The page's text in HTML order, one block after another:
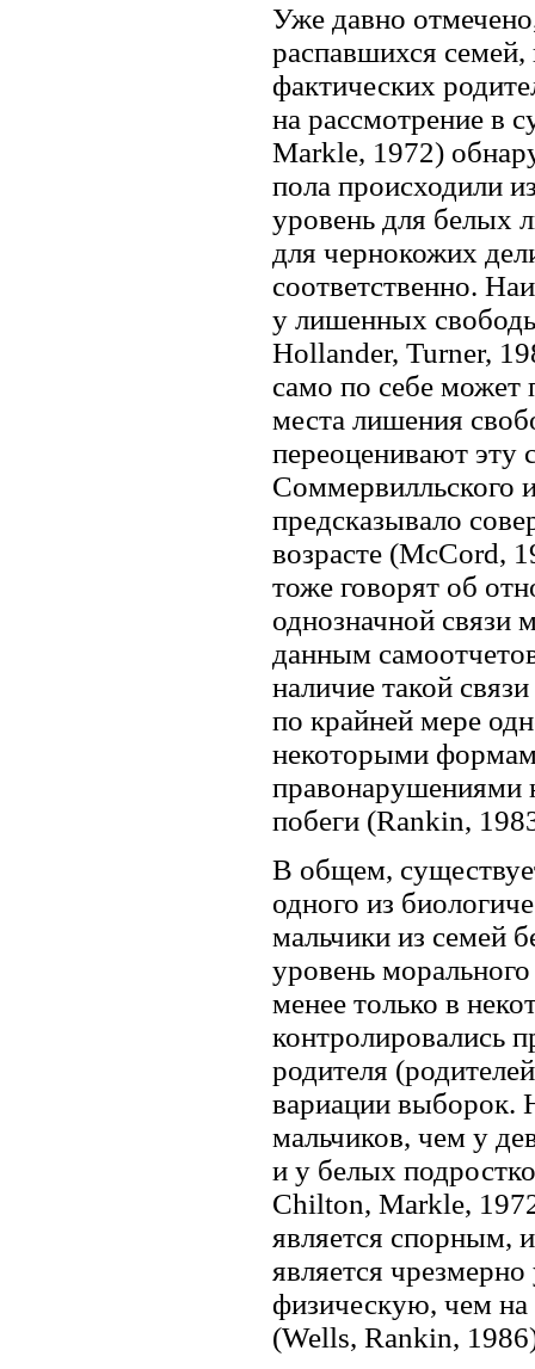
Уже давно
распавшихся
фактических
на рассмотрение в
Markle, 1972)
пола происходили
уровень для белых
для чернокожих
соответственно.
у лишенных
Hollander, Turner,
само по себе может
места лишения
переоценивают эту
Соммервилльского
предсказывало
возрасте (McCord,
тоже говорят об
однозначной связи
данным
наличие такой
по крайней мере
некоторыми
правонарушениями
побеги (Rankin,
В общем,
одного из
мальчики из семей
уровень
менее только в
контролировались
родителя
вариации выборок.
мальчиков, чем у
и у белых
Chilton, Markle,
является спорным,
является
физическую, чем
(Wells, Rankin,